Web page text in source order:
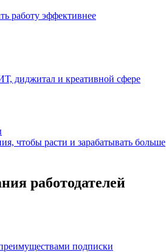
работу эффективнее
диджитал и креативной сфере
чтобы расти и зарабатывать больше
работодателей
подписки